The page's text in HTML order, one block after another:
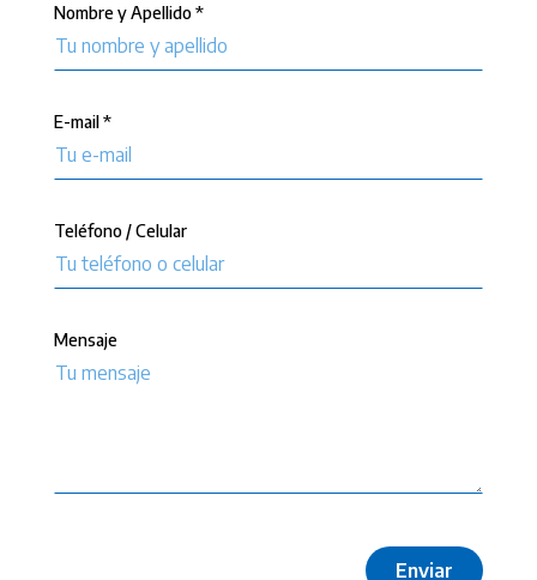
Nombre y Apellido *
E-mail *
Teléfono / Celular
Mensaje